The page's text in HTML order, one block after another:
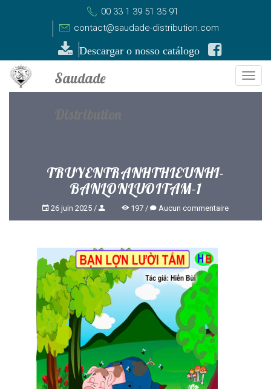
00 33 1 39 51 35 91
contact@saudade-distribution.com
Descargar o nosso catálogo
TRUYENTRANHTHIEUNHI-
BANLONLUOITAM-1
26 juin 2025 197 Aucun commentaire